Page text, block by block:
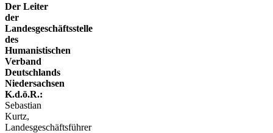
Der Leiter
der
Landesgeschäftsstelle
des
Humanistischen
Verband
Deutschlands
Niedersachsen
K.d.ö.R.:
Sebastian
Kurtz,
Landesgeschäftsführer